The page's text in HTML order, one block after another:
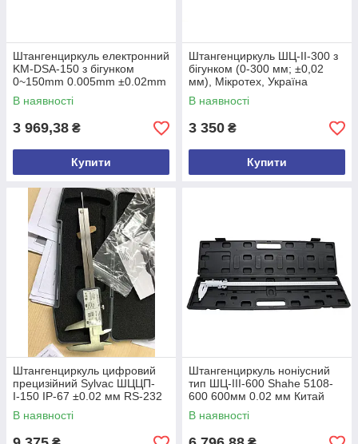
Штангенциркуль електронний
KM-DSA-150 з бігунком
0~150mm 0.005mm ±0.02mm
IP54 Китай
В наявності
3 969,38 ₴
Купити
Штангенциркуль ШЦ-ІІ-300 з
бігунком (0-300 мм; ±0,02
мм), Мікротех, Україна
В наявності
3 350 ₴
Купити
Штангенциркуль цифровий
прецизійний Sylvac ШЦЦП-
І-150 IP-67 ±0.02 мм RS-232
Sylvac Швейцарія
В наявності
Штангенциркуль ноніусний
тип ШЦ-III-600 Shahe 5108-
600 600мм 0.02 мм Китай
В наявності